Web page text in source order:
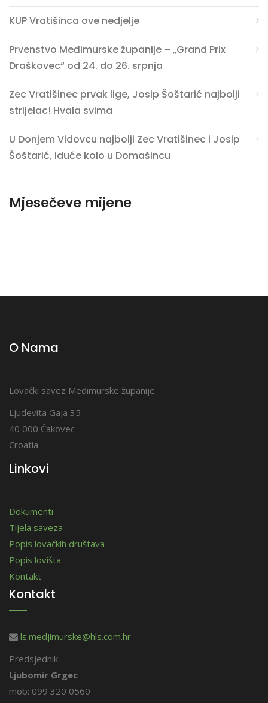
KUP Vratišinca ove nedjelje
Prvenstvo Međimurske županije – „Grand Prix
Draškovec“ od 24. do 26. srpnja
Zec Vratišinec prvak lige, Josip Šoštarić najbolji
strijelac! Hvala svima
U Donjem Vidovcu najbolji Zec Vratišinec i Josip
Šoštarić, iduće kolo u Domašincu
Mjesečeve mijene
O Nama
Lovački savez Međimurske županije
Ljudevita Gaja 35
40 000 Čakovec
Croatia
Linkovi
Dokumenti
Tijela saveza
Popis lovačkih društava
Popis lovišta
Kontakt
Kontakt
ls.medjimurske@hls.com.hr
Predsjednik:
Ljubomir Grgec
mob: 099 320 0560